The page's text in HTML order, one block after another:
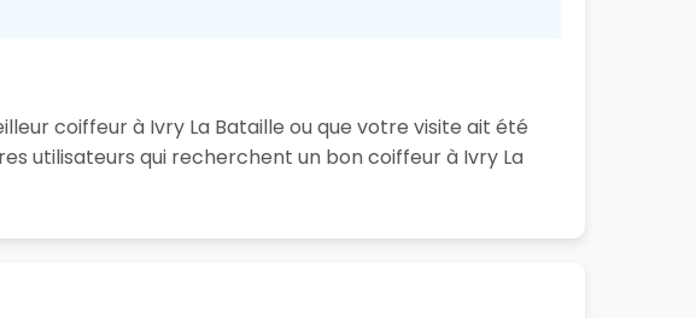
coiffeur à Ivry La Bataille ou que votre visite ait été
utilisateurs qui recherchent un bon coiffeur à Ivry La